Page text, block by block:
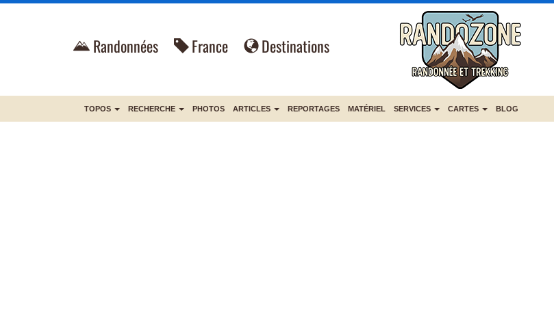
Randonnées France Destinations
TOPOS RECHERCHE PHOTOS ARTICLES REPORTAGES MATÉRIEL SERVICES CARTES BLOG